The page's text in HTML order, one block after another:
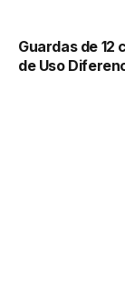
Guardas de 12
de Uso